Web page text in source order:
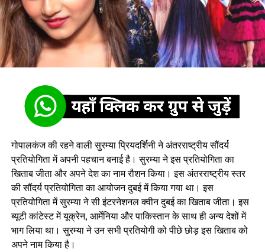
गोपालकंज की रहने वाली सुरम्या प्रियदर्शिनी ने अंतरराष्ट्रीय सौंदर्य
प्रतियोगिता में अपनी पहचान बनाई है। सुरम्या ने इस प्रतियोगिता का
खिताब जीता और अपने देश का नाम रौशन किया। इस अंतरराष्ट्रीय स्तर
की सौंदर्य प्रतियोगिता का आयोजन दुबई में किया गया था। इस
प्रतियोगिता में सुरम्या ने सी इंटरनेशनल क्वीन दुबई का खिताब जीता। इस
ब्यूटी कांटेस्ट में यूक्रेन, आर्मेनिया और पाकिस्तान के साथ ही अन्य देशों में
भाग लिया था। सुरम्या ने उन सभी प्रतियोगी को पीछे छोड़ इस खिताब को
अपने नाम किया है।